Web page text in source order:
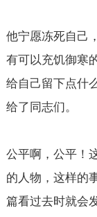
他宁愿冻死自己
有可以充饥御寒
给自己留下点什
给了同志们。
公平啊，公平！
的人物，这样的
篇看过去时就会